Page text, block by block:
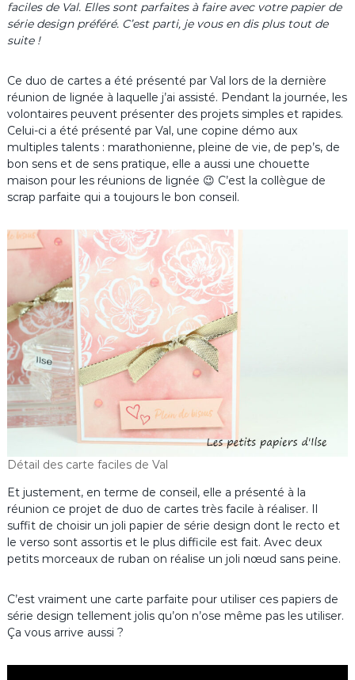
faciles de Val. Elles sont parfaites à faire avec votre papier de
série design préféré. C’est parti, je vous en dis plus tout de
suite !
Ce duo de cartes a été présenté par Val lors de la dernière
réunion de lignée à laquelle j’ai assisté. Pendant la journée, les
volontaires peuvent présenter des projets simples et rapides.
Celui-ci a été présenté par Val, une copine démo aux
multiples talents : marathonienne, pleine de vie, de pep’s, de
bon sens et de sens pratique, elle a aussi une chouette
maison pour les réunions de lignée 😉 C’est la collègue de
scrap parfaite qui a toujours le bon conseil.
Détail des carte faciles de Val
Et justement, en terme de conseil, elle a présenté à la
réunion ce projet de duo de cartes très facile à réaliser. Il
suffit de choisir un joli papier de série design dont le recto et
le verso sont assortis et le plus difficile est fait. Avec deux
petits morceaux de ruban on réalise un joli nœud sans peine.
C’est vraiment une carte parfaite pour utiliser ces papiers de
série design tellement jolis qu’on n’ose même pas les utiliser.
Ça vous arrive aussi ?